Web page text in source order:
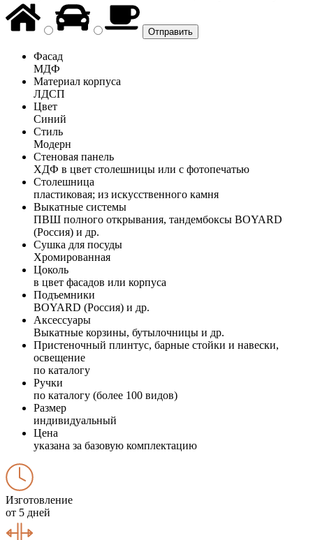
Фасад
МДФ
Материал корпуса
ЛДСП
Цвет
Синий
Стиль
Модерн
Стеновая панель
ХДФ в цвет столешницы или с фотопечатью
Столешница
пластиковая; из искусственного камня
Выкатные системы
ПВШ полного открывания, тандембоксы BOYARD
(Россия) и др.
Сушка для посуды
Хромированная
Цоколь
в цвет фасадов или корпуса
Подъемники
BOYARD (Россия) и др.
Аксессуары
Выкатные корзины, бутылочницы и др.
Пристеночный плинтус, барные стойки и навески,
освещение
по каталогу
Ручки
по каталогу (более 100 видов)
Размер
индивидуальный
Цена
указана за базовую комплектацию
Изготовление
от 5 дней